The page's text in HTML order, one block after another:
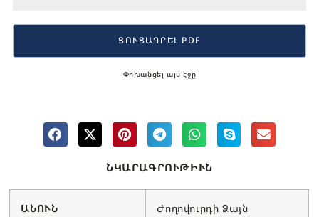
ՆԿԱՐԱԳՐՈՒԹԻՒՆ
ԱՆՈՒՆ Ժողովուրդի Ձայն
Փոխանցել այս էջը
ՑՈՒՑԱԴՐԵԼ PDF